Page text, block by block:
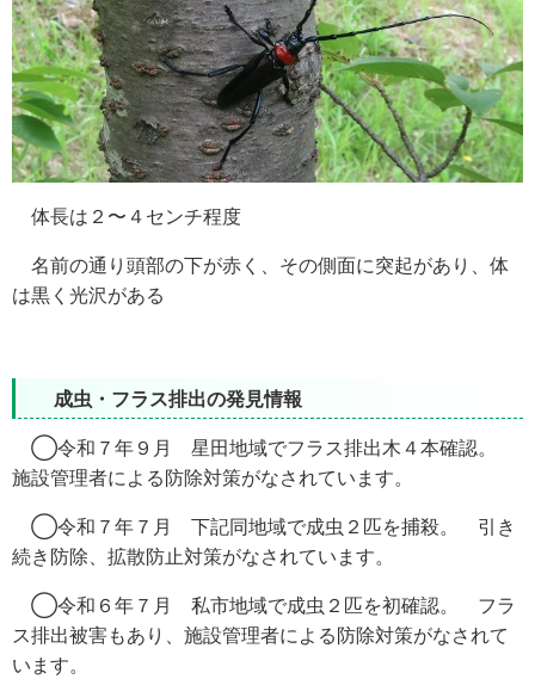
体長は２〜４センチ程度
名前の通り頭部の下が赤く、その側面に突起があり、体
は黒く光沢がある
成虫・フラス排出の発見情報
◯令和７年９月 星田地域でフラス排出木４本確認。
施設管理者による防除対策がなされています。
◯令和７年７月 下記同地域で成虫２匹を捕殺。 引き
続き防除、拡散防止対策がなされています。
◯令和６年７月 私市地域で成虫２匹を初確認。 フラ
ス排出被害もあり、施設管理者による防除対策がなされて
います。